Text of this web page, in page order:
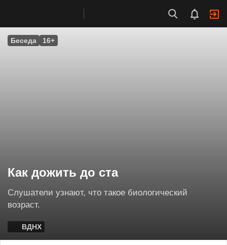
Беседа 16+
Как дожить до ста
Слушатели узнают, что такое биологический
возраст.
ВДНХ